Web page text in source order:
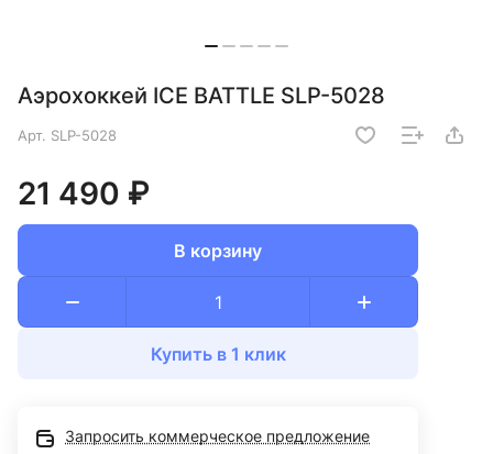
Аэрохоккей ICE BATTLE SLP-5028
Арт. SLP-5028
21 490 ₽
В корзину
Купить в 1 клик
Запросить коммерческое предложение